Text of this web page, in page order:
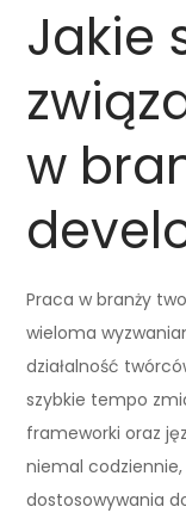
Jakie
w
Praca w branży
wieloma
działalność
szybkie tempo
frameworki oraz
niemal
dostosowywania